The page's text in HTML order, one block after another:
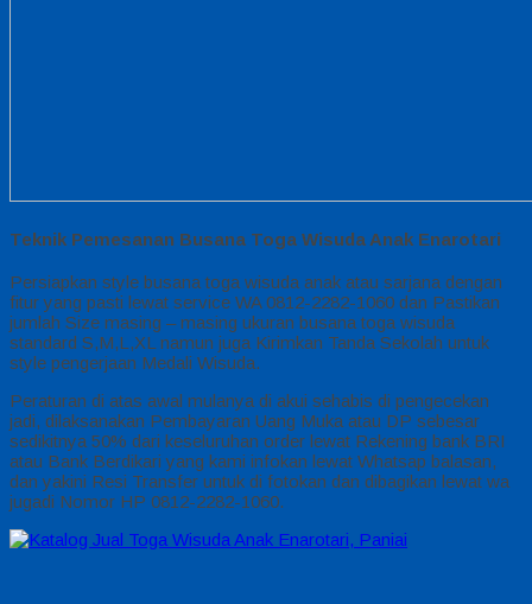
Teknik Pemesanan Busana Toga Wisuda Anak Enarotari
Persiapkan style busana toga wisuda anak atau sarjana dengan
fitur yang pasti lewat service WA 0812-2282-1060 dan Pastikan
jumlah Size masing – masing ukuran busana toga wisuda
standard S,M,L,XL namun juga Kirimkan Tanda Sekolah untuk
style pengerjaan Medali Wisuda.
Peraturan di atas awal mulanya di akui sehabis di pengecekan
jadi, dilaksanakan Pembayaran Uang Muka atau DP sebesar
sedikitnya 50% dari keseluruhan order lewat Rekening bank BRI
atau Bank Berdikari yang kami infokan lewat Whatsap balasan,
dan yakini Resi Transfer untuk di fotokan dan dibagikan lewat wa
jugadi Nomor HP 0812-2282-1060.